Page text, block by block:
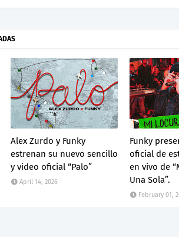
Alex Zurdo y Funky
estrenan su nuevo sencillo
y video oficial “Palo”
April 14, 2026
Funky
oficial de
en vivo de
Una Sola”.
February 01,